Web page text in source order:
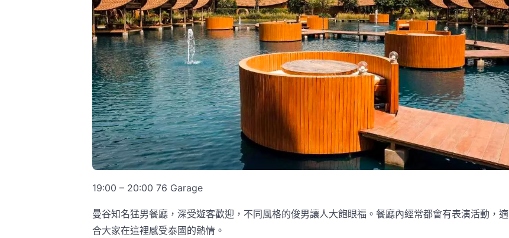
19:00 – 20:00 76 Garage
曼谷知名猛男餐廳，深受遊客歡迎，不同風格的俊男讓人大飽眼福。餐廳內經常都會有表演活動，適
合大家在這裡感受泰國的熱情。